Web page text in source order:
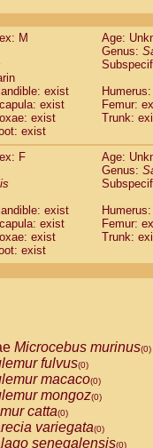
labiatus(0)
leucopus (0)
mystax
nigricollis (1)
oedipus
weddelli
spp.
trivirgatus
apella
nigrivittatus
spp.(0)
boliviensis
sciureus(0)
caraya(0)
seniculus
belzebuth(0)
geoffroyi(0)
paniscus(0)
spp. (0)
lagothricha
lagothricha cana
calvus
M
Age:
Genus:
exist
exist
Femur:
exist
Trunk:
exist
F
Age:
Genus:
exist
exist
Femur:
exist
Trunk:
exist
Microcebus murinus(0)
fulvus(0)
macaco(0)
mongoz(0)
catta(0)
variegata(0)
senegalensis(0)